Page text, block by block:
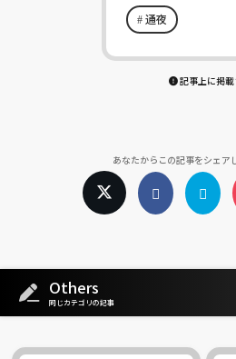
通夜
記事上に掲
あなたからこの記事をシェア
Others
同じカテゴリの記事